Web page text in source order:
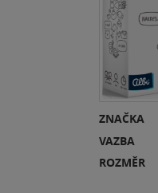
ZNAČKA
VAZBA
ROZMĚR